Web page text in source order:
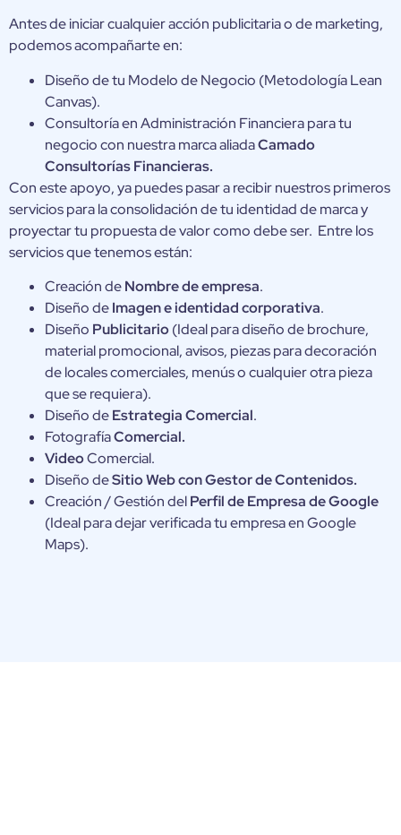
Antes de iniciar cualquier acción publicitaria o de marketing,
podemos acompañarte en:
Diseño de tu Modelo de Negocio (Metodología Lean
Canvas).
Consultoría en Administración Financiera para tu
negocio con nuestra marca aliadaCamado
Consultorías Financieras.
Con este apoyo, ya puedes pasar a recibir nuestros primeros
servicios para la consolidación de tu identidad de marca y
proyectar tu propuesta de valor como debe ser. Entre los
servicios que tenemos están:
Creación deNombre de empresa.
Diseño deImagen e identidad corporativa.
Diseño Publicitario(Ideal para diseño de brochure,
material promocional, avisos, piezas para decoración
de locales comerciales, menús o cualquier otra pieza
que se requiera).
Diseño deEstrategia Comercial.
FotografíaComercial.
VideoComercial.
Diseño deSitio Web con Gestor de Contenidos.
Creación / Gestión delPerfil de Empresa de Google
(Ideal para dejar verificada tu empresa en Google
Maps).